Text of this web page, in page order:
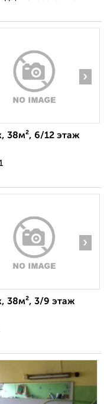
›
38м², 6/12 этаж
›
38м², 3/9 этаж